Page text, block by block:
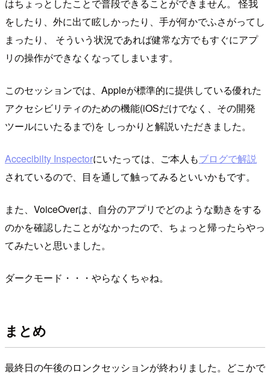
はちょっとしたことで普段できることができません。 怪我
をしたり、外に出て眩しかったり、手が何かでふさがってし
まったり、 そういう状況であれば健常な方でもすぐにアプ
リの操作ができなくなってしまいます。
このセッションでは、Appleが標準的に提供している優れた
アクセシビリティのための機能(iOSだけでなく、その開発
ツールにいたるまで)を しっかりと解説いただきました。
Accecibilty Inspectorにいたっては、ご本人もブログで解説
されているので、目を通して触ってみるといいかもです。
また、VoiceOverは、自分のアプリでどのような動きをする
のかを確認したことがなかったので、ちょっと帰ったらやっ
てみたいと思いました。
ダークモード・・・やらなくちゃね。
まとめ
最終日の午後のロンクセッションが終わりました。どこかで